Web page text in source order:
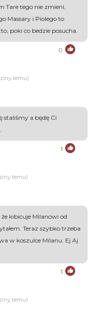
Tare tego nie zmieni,
Massary i Piolego to
poki co bedzie posucha.
0
temu)
staliśmy a będę Ci
1
temu)
kibicuje Milanowi od
Teraz szybko trzeba
w koszulce Milanu. Ej Aj
1
temu)